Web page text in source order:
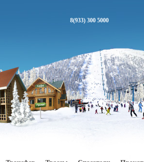
8(933) 300 5000